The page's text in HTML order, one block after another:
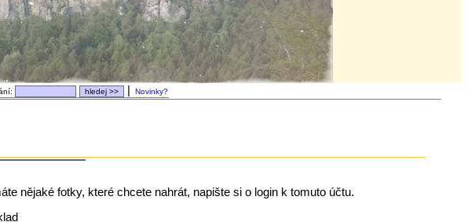
| Novinky?
nějaké fotky, které chcete nahrát, napište si o login k tomuto účtu.